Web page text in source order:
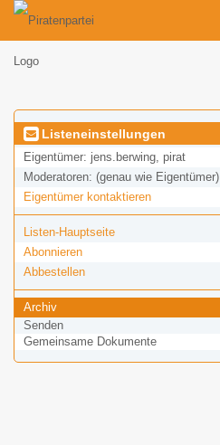
Listeneinstellungen
Eigentümer: jens.berwing, pirat
Moderatoren: (genau wie Eigentümer)
Eigentümer kontaktieren
Listen-Hauptseite
Abonnieren
Abbestellen
Archiv
Senden
Gemeinsame Dokumente